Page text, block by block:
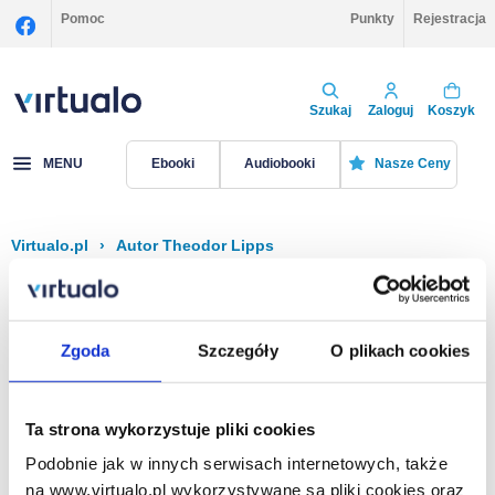
Zgoda Szczegóły O plikach cookies
Ta strona wykorzystuje pliki cookies
Podobnie jak w innych serwisach internetowych, także
na www.virtualo.pl wykorzystywane są pliki cookies oraz
Pomoc Punkty Rejestracja
Szukaj Zaloguj Koszyk
MENU Ebooki Audiobooki Nasze Ceny
Virtualo.pl › Autor Theodor Lipps
Filtruj Sortuj
Na stronie